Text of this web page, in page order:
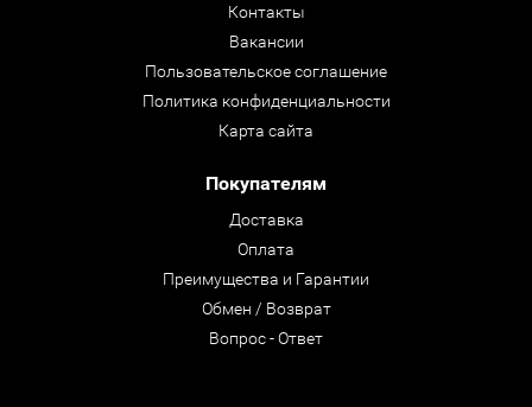
Контакты
Вакансии
Пользовательское соглашение
Политика конфиденциальности
Карта сайта
Покупателям
Доставка
Оплата
Преимущества и Гарантии
Обмен / Возврат
Вопрос - Ответ